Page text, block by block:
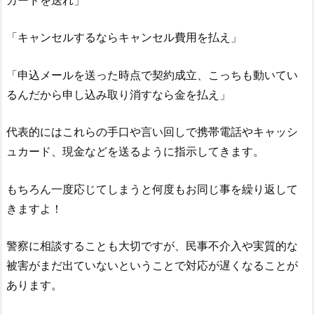
「キャンセルするならキャンセル費用を払え」
「申込メールを送った時点で契約成立、こっちも動いてい
るんだから申し込み取り消すなら金を払え」
代表的にはこれらの手口や言い回しで携帯電話やキャッシ
ュカード、現金などを送るように指示してきます。
もちろん一度応じてしまうと何度もお同じ事を繰り返して
きますよ！
警察に相談することも大切ですが、民事不介入や実質的な
被害がまだ出ていないということで対応が遅くなることが
あります。